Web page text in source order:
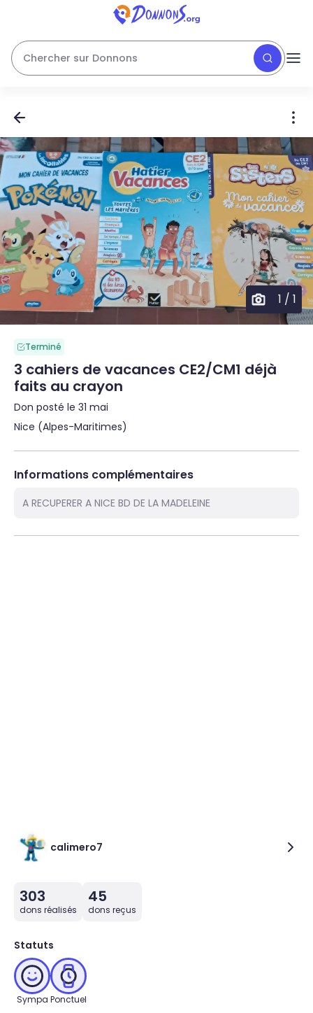
Chercher sur Donnons
1 / 1
Terminé
3 cahiers de vacances CE2/CM1 déjà
faits au crayon
Don posté le 31 mai
Nice (Alpes-Maritimes)
Informations complémentaires
A RECUPERER A NICE BD DE LA MADELEINE
calimero7
303
dons réalisés
45
dons reçus
Statuts
Sympa Ponctuel